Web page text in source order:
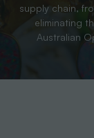
supply chain,
eliminating
Australian